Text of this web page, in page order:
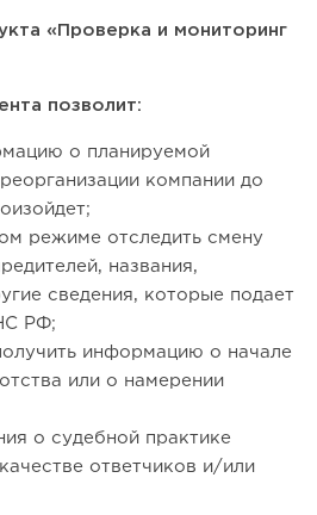
«Проверка и мониторинг
позволит:
о планируемой
компании до
режиме отследить смену
названия,
сведения, которые подает
РФ;
информацию о начале
или о намерении
о судебной практике
ответчиков и/или